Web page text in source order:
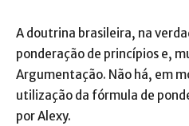
A doutrina brasileira, na
ponderação de princípios e,
Argumentação. Não há, em
utilização da fórmula de
por Alexy.